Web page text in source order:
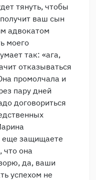
тянуть, чтобы
ваш сын
адвокатом
моего
так: «ага,
отказываться
промолчала и
пару дней
договориться
еще защищаете
что она
да, ваши
успехом не